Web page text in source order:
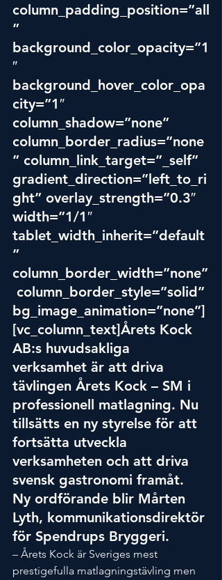
column_padding_position=”all
”
background_color_opacity=”1
″
background_hover_color_opa
city=”1″
column_shadow=”none”
column_border_radius=”none
” column_link_target=”_self”
gradient_direction=”left_to_ri
ght” overlay_strength=”0.3″
width=”1/1″
tablet_width_inherit=”default
”
column_border_width=”none”
column_border_style=”solid”
bg_image_animation=”none”]
[vc_column_text]Årets Kock
AB:s huvudsakliga
verksamhet är att driva
tävlingen Årets Kock – SM i
professionell matlagning. Nu
tillsätts en ny styrelse för att
fortsätta utveckla
verksamheten och att driva
svensk gastronomi framåt.
Ny ordförande blir Mårten
Lyth, kommunikationsdirektör
för Spendrups Bryggeri.
– Årets Kock är Sveriges mest
prestigefulla matlagningstävling men